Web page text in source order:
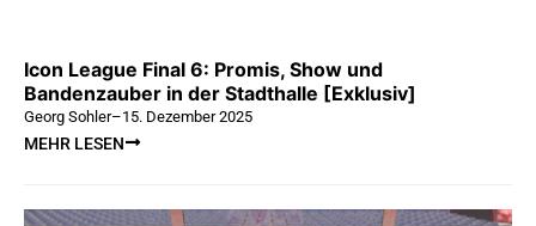
Icon League Final 6: Promis, Show und
Bandenzauber in der Stadthalle [Exklusiv]
Georg Sohler–15. Dezember 2025
MEHR LESEN